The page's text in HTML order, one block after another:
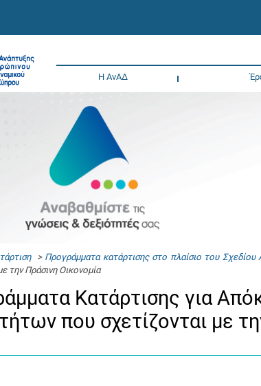
Η ΑνΑΔ
> Προγράμματα κατάρτισης στο πλαίσιο του
την Πράσινη Οικονομία
Κατάρτισης για
που σχετίζονται με